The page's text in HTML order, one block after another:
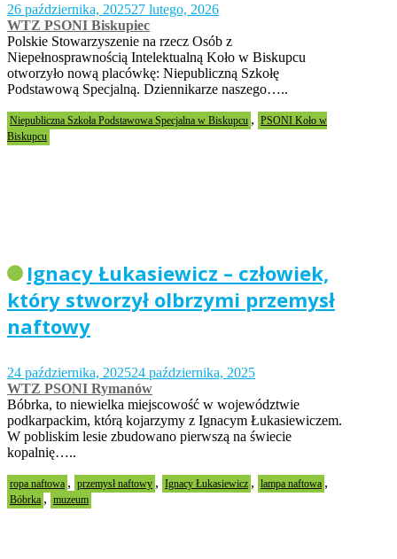
26 października, 202527 lutego, 2026
WTZ PSONI Biskupiec
Polskie Stowarzyszenie na rzecz Osób z
Niepełnosprawnością Intelektualną Koło w Biskupcu
otworzyło nową placówkę: Niepubliczną Szkołę
Podstawową Specjalną. Dziennikarze naszego…..
Niepubliczna Szkoła Podstawowa Specjalna w Biskupcu , PSONI Koło w
Biskupcu
Ignacy Łukasiewicz – człowiek,
który stworzył olbrzymi przemysł
naftowy
24 października, 202524 października, 2025
WTZ PSONI Rymanów
Bóbrka, to niewielka miejscowość w województwie
podkarpackim, którą kojarzymy z Ignacym Łukasiewiczem.
W pobliskim lesie zbudowano pierwszą na świecie
kopalnię…..
ropa naftowa , przemysł naftowy , Ignacy Łukasiewicz , lampa naftowa ,
Bóbrka , muzeum